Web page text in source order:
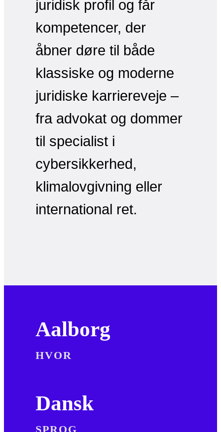
juridisk profil og får
kompetencer, der
åbner døre til både
klassiske og moderne
juridiske karriereveje –
fra advokat og dommer
til specialist i
cybersikkerhed,
klimalovgivning eller
international ret.
Aalborg
HVOR
Dansk
SPROG